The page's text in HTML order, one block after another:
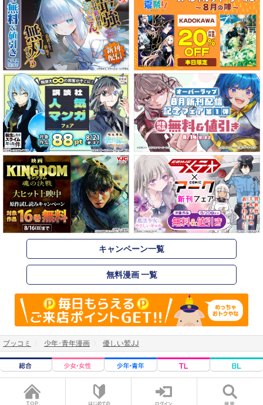
キャンペーン一覧
無料漫画 一覧
ブッコミ 少年･青年漫画 優しい鷲JJ